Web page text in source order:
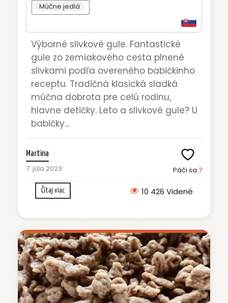
Múčne jedlá
Výborné slivkové gule. Fantastické
gule zo zemiakového cesta plnené
slivkami podľa overeného babičkinho
receptu. Tradičná klasická sladká
múčna dobrota pre celú rodinu,
hlavne detičky. Leto a slivkové gule? U
babičky...
Martina
7. júla 2023 Páči sa 7
Čítaj viac 10 426 Videné